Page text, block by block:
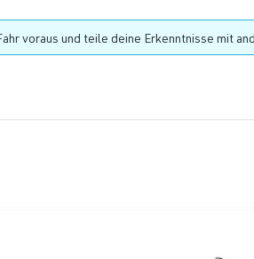
voraus und teile deine Erkenntnisse mit